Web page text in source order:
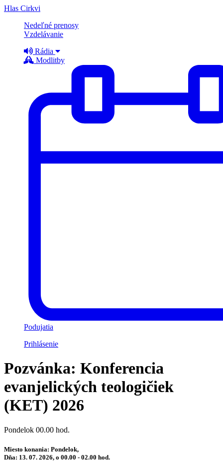
Hlas Cirkvi
Nedeľné prenosy
Vzdelávanie
Rádia
Modlitby
Podujatia
Prihlásenie
Pozvánka: Konferencia
evanjelických teologičiek
(KET) 2026
Pondelok 00.00 hod.
Miesto konania: Pondelok,
Dňa: 13. 07. 2026, o 00.00 - 02.00 hod.